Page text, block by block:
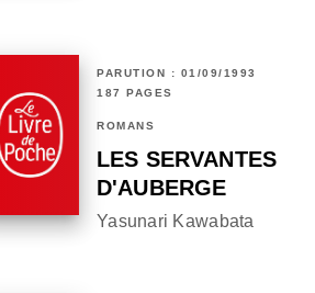
PARUTION : 01/09/1993
187 PAGES
ROMANS
LES SERVANTES
D'AUBERGE
Yasunari Kawabata